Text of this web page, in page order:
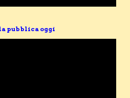
pubblica oggi